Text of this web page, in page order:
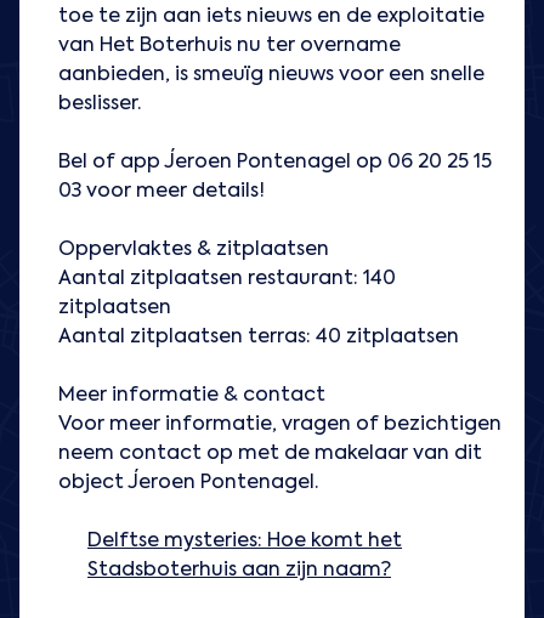
toe te zijn aan iets nieuws en de exploitatie
van Het Boterhuis nu ter overname
aanbieden, is smeuïg nieuws voor een snelle
beslisser.
Bel of app Jeroen Pontenagel op 06 20 25 15
03 voor meer details!
Oppervlaktes & zitplaatsen
Aantal zitplaatsen restaurant: 140
zitplaatsen
Aantal zitplaatsen terras: 40 zitplaatsen
Meer informatie & contact
Voor meer informatie, vragen of bezichtigen
neem contact op met de makelaar van dit
object Jeroen Pontenagel.
Delftse mysteries: Hoe komt het
Stadsboterhuis aan zijn naam?